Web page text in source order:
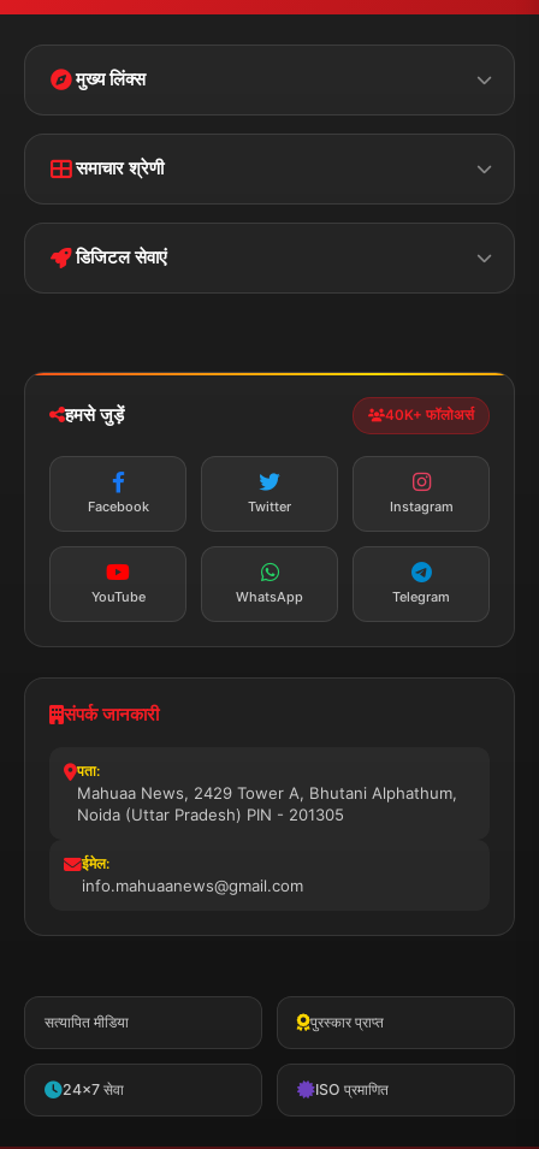
मुख्य लिंक्स
Terms &
Privacy Policy
समाचार श्रेणी
पॉलिटिकल झारखण्ड
डिजिटल सेवाएं
न्यूज़ अलर्ट
तत्काल अपडेट
सब्सक्राइब करें
हमसे जुड़ें 40K+ फॉलोअर्स
Facebook Twitter Instagram
YouTube WhatsApp Telegram
संपर्क जानकारी
पता:
Mahuaa News, 2429 Tower A, Bhutani Alphathum,
Noida (Uttar Pradesh) PIN - 201305
ईमेल:
info.mahuaanews@gmail.com
सत्यापित मीडिया पुरस्कार प्राप्त
24x7 सेवा ISO प्रमाणित